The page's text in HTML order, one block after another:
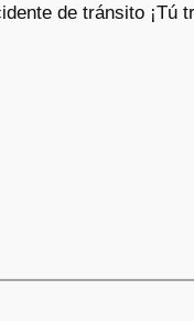
de tránsito ¡Tú